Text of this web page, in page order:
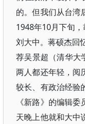
的。但我们从台湾
1948年10月下旬
刘大中。蒋硕杰回
荐吴景超（清华大
两人都还年轻，阅
较长、有政治经验
《新路》的编辑
天晚上他就和大中